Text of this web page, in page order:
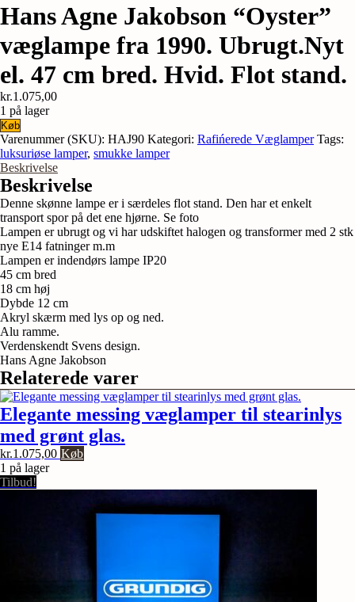
Hans Agne Jakobson “Oyster”
væglampe fra 1990. Ubrugt.Nyt
el. 47 cm bred. Hvid. Flot stand.
kr.1.075,00
1 på lager
Hans
Agne
Jakobson
"Oyster"
væglampe
fra
1990.
Ubrugt.Nyt
el.
47
cm
bred.
Hvid.
Flot
stand.
antal
Køb
Varenummer (SKU): HAJ90 Kategori: Rafińerede Væglamper Tags:
luksuriøse lamper, smukke lamper
Beskrivelse
Beskrivelse
Denne skønne lampe er i særdeles flot stand. Den har et enkelt
transport spor på det ene hjørne. Se foto
Lampen er ubrugt og vi har udskiftet halogen og transformer med 2 stk
nye E14 fatninger m.m
Lampen er indendørs lampe IP20
45 cm bred
18 cm høj
Dybde 12 cm
Akryl skærm med lys op og ned.
Alu ramme.
Verdenskendt Svens design.
Hans Agne Jakobson
Relaterede varer
Elegante messing væglamper til stearinlys
med grønt glas.
kr.1.075,00 Køb
1 på lager
Tilbud!